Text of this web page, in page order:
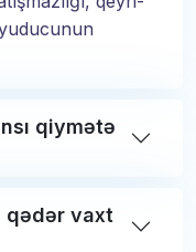
qiymətə
qədər vaxt